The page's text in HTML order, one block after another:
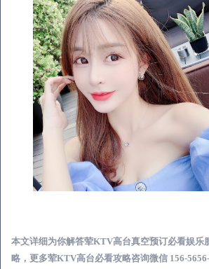
本文详细为你解答荤KTV各种暗语的意思，
KTV夜场包含什么服务免费咨询免费咨询